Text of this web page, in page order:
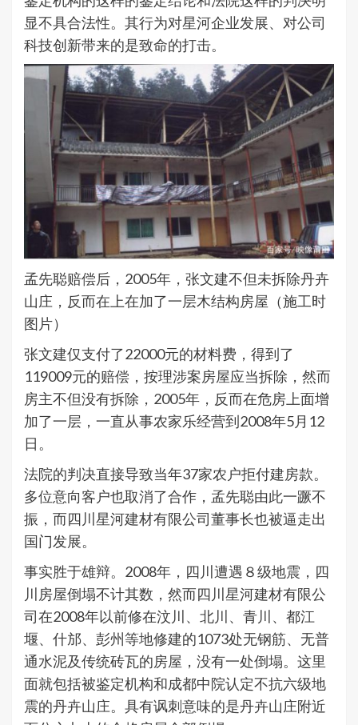
显不具合法性。其行为对星河企业发展、对公司
科技创新带来的是致命的打击。
孟先聪赔偿后，2005年，张文建不但未拆除丹卉
山庄，反而在上在加了一层木结构房屋（施工时
图片）
张文建仅支付了22000元的材料费，得到了
119009元的赔偿，按理涉案房屋应当拆除，然而
房主不但没有拆除，2005年，反而在危房上面增
加了一层，一直从事农家乐经营到2008年5月12
日。
法院的判决直接导致当年37家农户拒付建房款。
多位意向客户也取消了合作，孟先聪由此一蹶不
振，而四川星河建材有限公司董事长也被逼走出
国门发展。
事实胜于雄辩。2008年，四川遭遇８级地震，四
川房屋倒塌不计其数，然而四川星河建材有限公
司在2008年以前修在汶川、北川、青川、都江
堰、什邡、彭州等地修建的1073处无钢筋、无普
通水泥及传统砖瓦的房屋，没有一处倒塌。这里
面就包括被鉴定机构和成都中院认定不抗六级地
震的丹卉山庄。具有讽刺意味的是丹卉山庄附近